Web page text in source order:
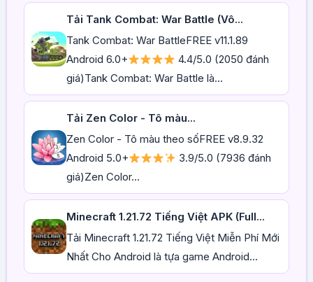
Tải Tank Combat: War Battle (Vô...
Tank Combat: War BattleFREE v11.1.89
Android 6.0+
4.4/5.0 (2050 đánh
giá)Tank Combat: War Battle là...
Tải Zen Color - Tô màu...
Zen Color - Tô màu theo sốFREE v8.9.32
Android 5.0+
3.9/5.0 (7936 đánh
giá)Zen Color...
Minecraft 1.21.72 Tiếng Việt APK (Full...
Tải Minecraft 1.21.72 Tiếng Việt Miễn Phí Mới
Nhất Cho Android là tựa game Android...